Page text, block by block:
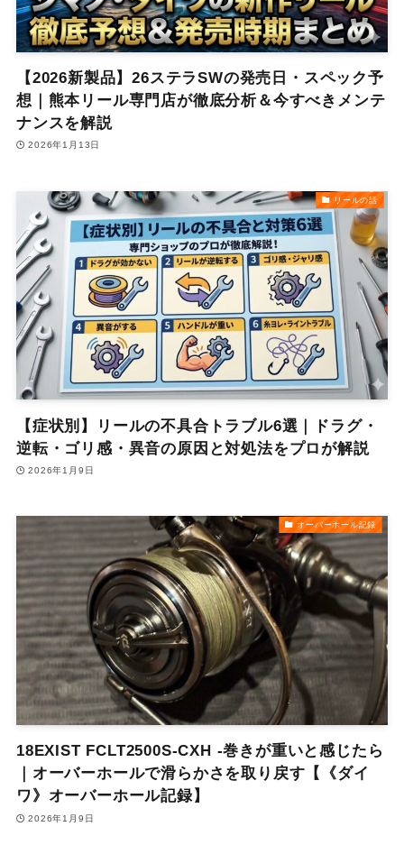
【2026新製品】26ステラSWの発売日・スペック予
想｜熊本リール専門店が徹底分析＆今すべきメンテ
ナンスを解説
2026年1月13日
リールの話
【症状別】リールの不具合トラブル6選｜ドラグ・
逆転・ゴリ感・異音の原因と対処法をプロが解説
2026年1月9日
オーバーホール記録
18EXIST FCLT2500S-CXH -巻きが重いと感じたら
｜オーバーホールで滑らかさを取り戻す【《ダイ
ワ》オーバーホール記録】
2026年1月9日